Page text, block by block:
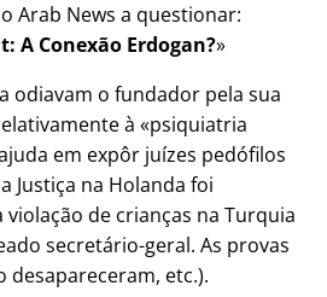
Arab News a questionar:
A Conexão Erdogan?
odiavam o fundador pela sua
à
psiquiatria
em expôr juízes pedófilos
Justiça na Holanda foi
de crianças na Turquia
secretário-geral. As provas
desapareceram, etc.).